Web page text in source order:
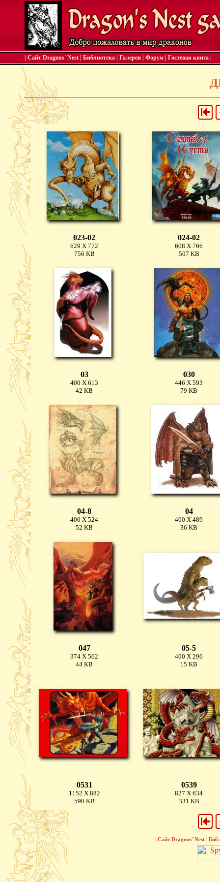
| Сайт Dragons' Nest Библиотека Галереи Форум Гостевая книга
023-02
629 X 772
756 KB
024-02
608 X 766
507 KB
03
400 X 613
42 KB
030
446 X 593
79 KB
04-8
400 X 524
52 KB
04
400 X 489
36 KB
047
374 X 562
44 KB
05-5
400 X 296
15 KB
0531
1152 X 882
590 KB
0539
827 X 634
331 KB
| Сайт Dragons' Nest|